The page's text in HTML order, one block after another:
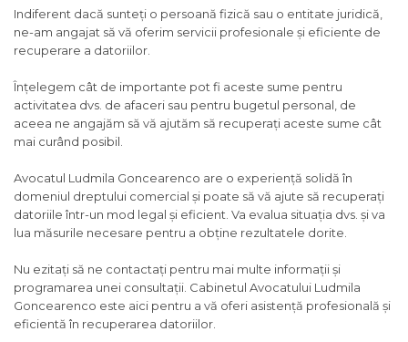
Indiferent dacă sunteți o persoană fizică sau o entitate juridică,
ne-am angajat să vă oferim servicii profesionale și eficiente de
recuperare a datoriilor.
Înțelegem cât de importante pot fi aceste sume pentru
activitatea dvs. de afaceri sau pentru bugetul personal, de
aceea ne angajăm să vă ajutăm să recuperați aceste sume cât
mai curând posibil.
Avocatul Ludmila Goncearenco are o experiență solidă în
domeniul dreptului comercial și poate să vă ajute să recuperați
datoriile într-un mod legal și eficient. Va evalua situația dvs. și va
lua măsurile necesare pentru a obține rezultatele dorite.
Nu ezitați să ne contactați pentru mai multe informații și
programarea unei consultații. Cabinetul Avocatului Ludmila
Goncearenco este aici pentru a vă oferi asistență profesională și
eficientă în recuperarea datoriilor.